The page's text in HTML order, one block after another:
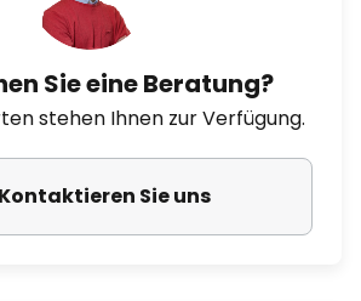
Sie eine Beratung?
stehen Ihnen zur Verfügung.
Kontaktieren Sie uns